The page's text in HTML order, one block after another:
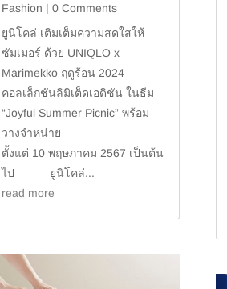
Fashion | 0 Comments
ยูนิโคล่ เติมเต็มความสดใสให้
ซัมเมอร์ ด้วย UNIQLO x
Marimekko ฤดูร้อน 2024
คอลเล็กชันลิมิเต็ดเอดิชัน ในธีม
“Joyful Summer Picnic” พร้อม
วางจำหน่าย
ตั้งแต่ 10 พฤษภาคม 2567 เป็นต้น
ไป ยูนิโคล่...
read more